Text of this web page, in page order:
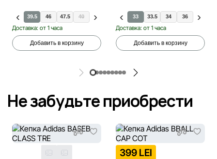
39.5 46 47.5 40 40.5 42 42.5 43.5 44 44.5
Доставка: от 1 часа
Добавить в корзину
35 33 33.5 34 36 36.5
Доставка: от 1 часа
Добавить в корзину
Не забудьте приобрести
399 LEI